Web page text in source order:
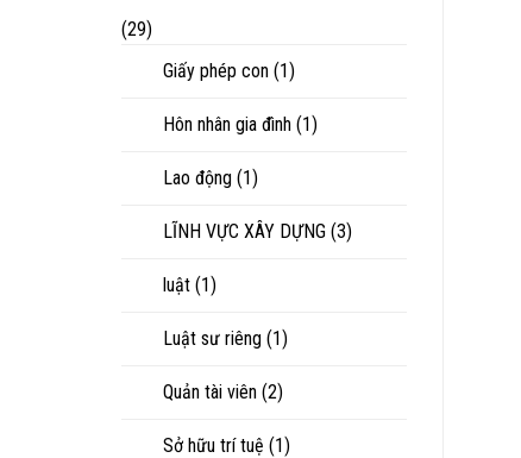
(29)
Giấy phép con (1)
Hôn nhân gia đình (1)
Lao động (1)
LĨNH VỰC XÂY DỰNG (3)
luật (1)
Luật sư riêng (1)
Quản tài viên (2)
Sở hữu trí tuệ (1)